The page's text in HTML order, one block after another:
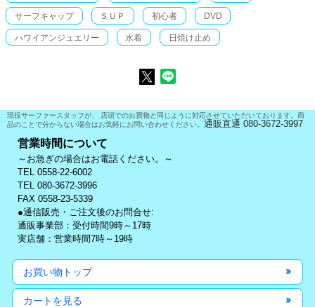
サーフキャップ ＳＵＰ 初心者 DVD
ハワイアンジュエリー 水着 日焼け止め
現役サーファースタッフが、 店頭でのお買物と同じように対応させていただいております。商
品のことで分からない場合はお気軽にお問い合わせください。 通販直通 080-3672-3997
営業時間について
～お急ぎの場合はお電話ください。～
TEL 0558-22-6002
TEL 080-3672-3996
FAX 0558-23-5339
●通信販売・ご注文後のお問合せ:
通販事業部：受付時間9時～17時
実店舗：営業時間7時～19時
お買い物トップ
カートを見る